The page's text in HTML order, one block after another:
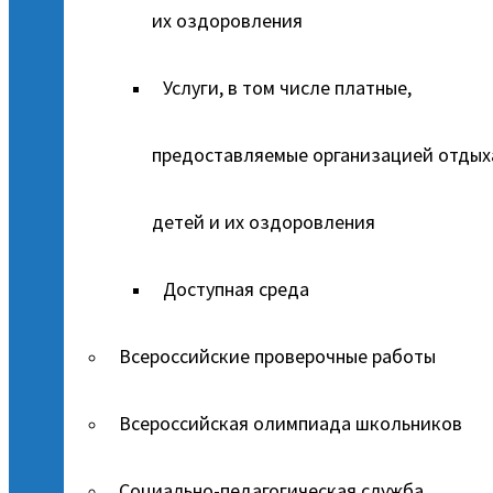
их оздоровления
Услуги, в том числе платные,
предоставляемые организацией
детей и их оздоровления
Доступная среда
Всероссийские проверочные работы
Всероссийская олимпиада школьников